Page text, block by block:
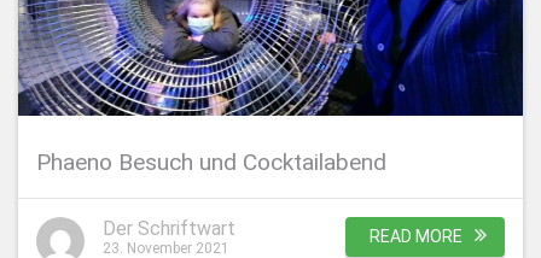
Phaeno Besuch und Cocktailabend
READ MORE
Der Schriftwart
23. November 2021